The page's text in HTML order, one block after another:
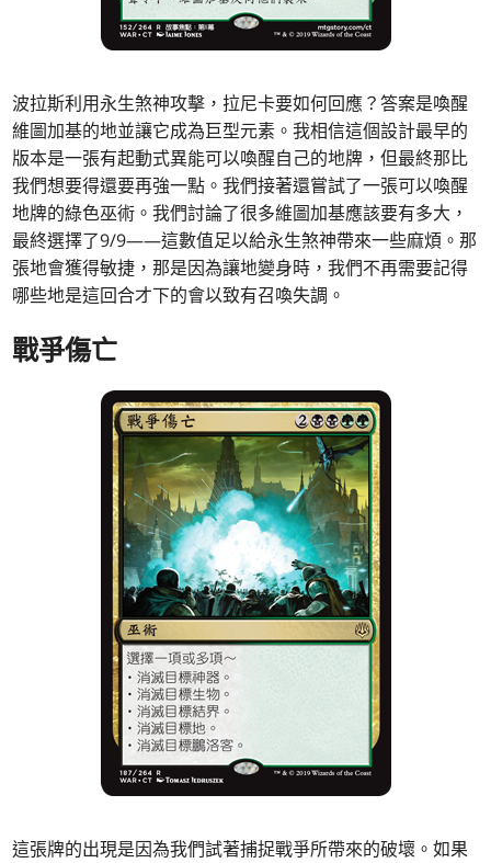
波拉斯利用永生煞神攻擊，拉尼卡要如何回應？答案是喚醒
維圖加基的地並讓它成為巨型元素。我相信這個設計最早的
版本是一張有起動式異能可以喚醒自己的地牌，但最終那比
我們想要得還要再強一點。我們接著還嘗試了一張可以喚醒
地牌的綠色巫術。我們討論了很多維圖加基應該要有多大，
最終選擇了9/9——這數值足以給永生煞神帶來一些麻煩。那
張地會獲得敏捷，那是因為讓地變身時，我們不再需要記得
哪些地是這回合才下的會以致有召喚失調。
戰爭傷亡
這張牌的出現是因為我們試著捕捉戰爭所帶來的破壞。如果